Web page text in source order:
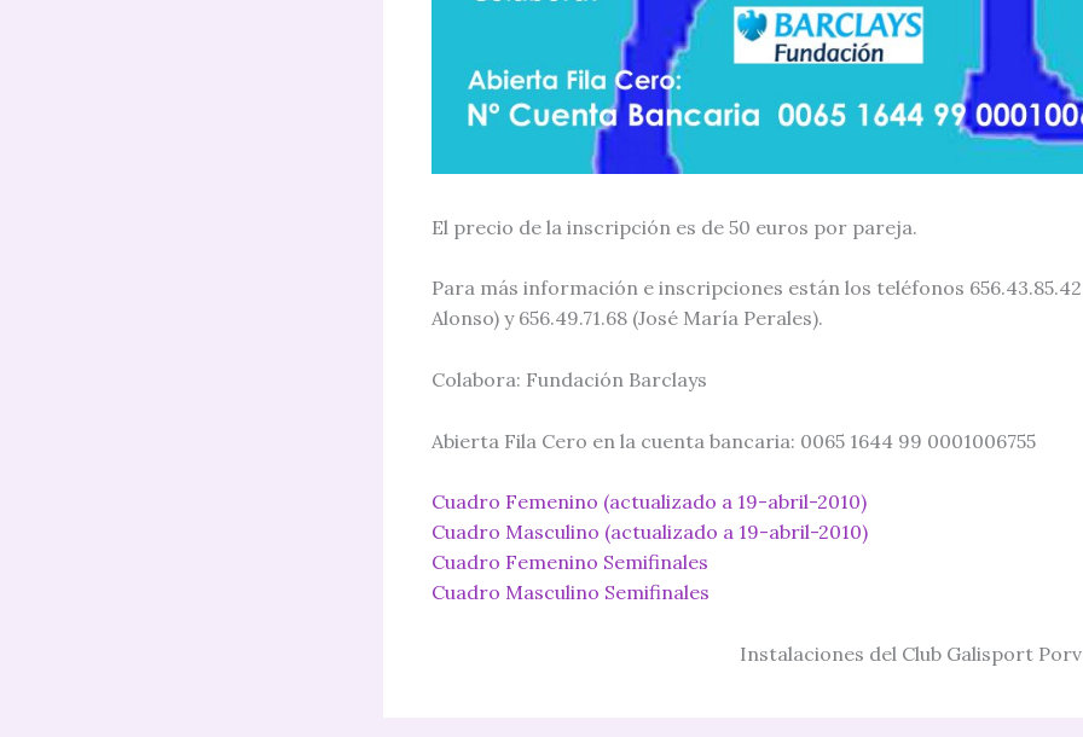
El precio de la inscripción es de 50 euros por pareja.
Para más información e inscripciones están los teléfonos
Alonso) y 656.49.71.68 (José María Perales).
Colabora: Fundación Barclays
Abierta Fila Cero en la cuenta bancaria: 0065 1644 99 0001006755
Cuadro Femenino (actualizado a 19-abril-2010)
Cuadro Masculino (actualizado a 19-abril-2010)
Cuadro Femenino Semifinales
Cuadro Masculino Semifinales
Instalaciones del Club Galisport